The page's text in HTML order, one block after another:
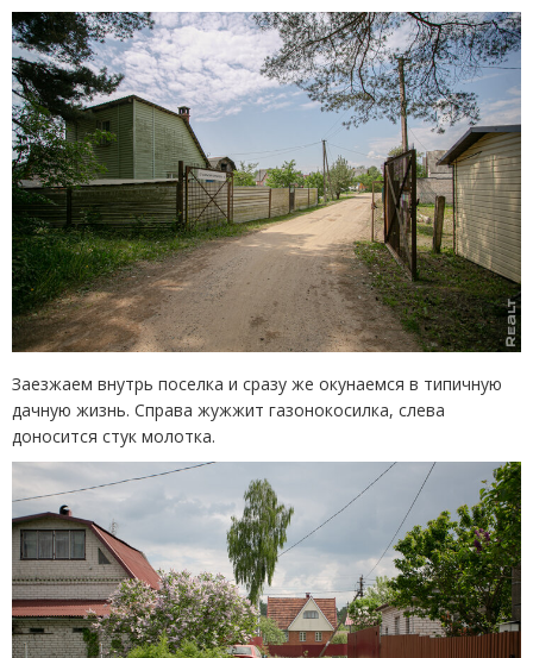
Заезжаем внутрь поселка и сразу же окунаемся в типичную
дачную жизнь. Справа жужжит газонокосилка, слева
доносится стук молотка.